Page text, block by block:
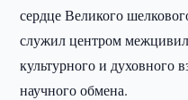
сердце Великого
служил центром
культурного и духовного
научного обмена.